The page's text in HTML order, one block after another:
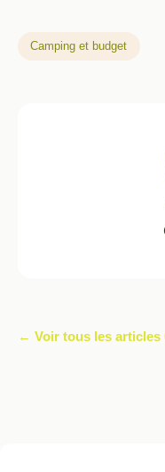
Camping et budget
← Voir tous les articles